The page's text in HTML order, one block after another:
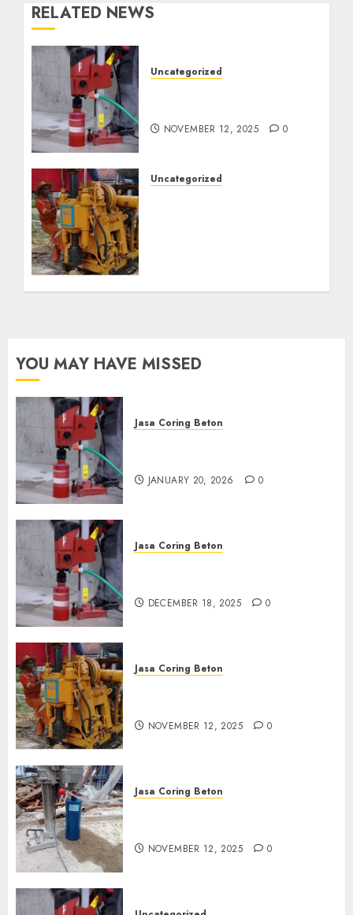
RELATED NEWS
Uncategorized
NOVEMBER 12, 2025 0
Uncategorized
YOU MAY HAVE MISSED
Jasa Coring Beton
JANUARY 20, 2026 0
Jasa Coring Beton
DECEMBER 18, 2025 0
Jasa Coring Beton
NOVEMBER 12, 2025 0
Jasa Coring Beton
NOVEMBER 12, 2025 0